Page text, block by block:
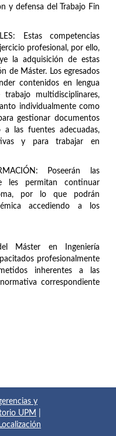
y defensa del Trabajo Fin
Estas competencias
profesional, por ello,
la adquisición de estas
de Máster. Los egresados
contenidos en lengua
multidisciplinares,
individualmente como
gestionar documentos
las fuentes adecuadas,
y para trabajar en
Poseerán las
les permitan continuar
por lo que podrán
accediendo a los
Máster en Ingeniería
profesionalmente
inherentes a las
correspondiente
y
UPM
Localización